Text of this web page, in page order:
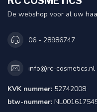
De webshop voor al uw
06 - 28986747
info@rc-cosmetics.nl
KVK nummer: 52742008
btw-nummer: